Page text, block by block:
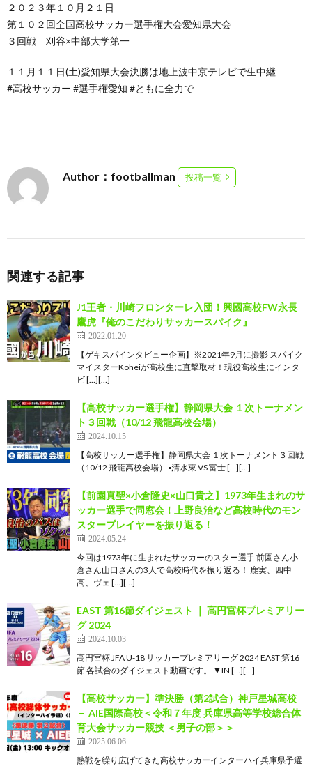
２０２３年１０月２１日
第１０２回全国高校サッカー選手権大会愛知県大会
３回戦 刈谷×中部大学第一
１１月１１日(土)愛知県大会決勝は地上波中京テレビで生中継
#高校サッカー #選手権愛知 #ともに全力で
Author：footballman 投稿一覧
関連する記事
J1王者・川崎フロンターレ入団！興國高校FW永長
鷹虎『俺のこだわりサッカースパイク』
2022.01.20
【ゲキスパインタビュー企画】※2021年9月に撮影 スパイク
マイスターKoheiが高校生に直撃取材！現役高校生にインタ
ビ […][…]
【高校サッカー選手権】静岡県大会 １次トーナメン
ト３回戦（10/12 飛龍高校会場）
2024.10.15
【高校サッカー選手権】静岡県大会 １次トーナメント３回戦
（10/12 飛龍高校会場） ▪清水東 VS 富士 […][…]
【前園真聖×小倉隆史×山口貴之】1973年生まれのサ
ッカー選手で同窓会！上野良治など高校時代のモン
スタープレイヤーを振り返る！
2024.05.24
今回は1973年に生まれたサッカーのスター選手 前園さん小
倉さん山口さんの3人で高校時代を振り返る！ 鹿実、四中
高、ヴェ […][…]
EAST 第16節ダイジェスト ｜ 高円宮杯プレミアリー
グ 2024
2024.10.03
高円宮杯 JFA U-18 サッカープレミアリーグ 2024 EAST 第16
節 各試合のダイジェスト動画です。 ▼IN […][…]
【高校サッカー】準決勝（第2試合）神戸星城高校
－ AIE国際高校＜令和７年度 兵庫県高等学校総合体
育大会サッカー競技 ＜男子の部＞＞
2025.06.06
熱戦を繰り広げてきた高校サッカーインターハイ兵庫県予選